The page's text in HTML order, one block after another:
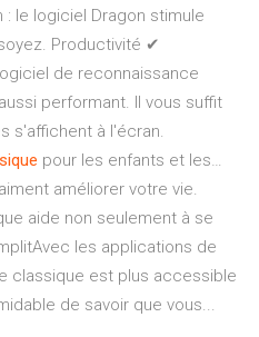
le logiciel Dragon stimule
Productivité ✔
de reconnaissance
performant. Il vous suffit
s'affichent à l'écran.
pour les enfants et les…
améliorer votre vie.
aide non seulement à se
les applications de
classique est plus accessible
de savoir que vous...